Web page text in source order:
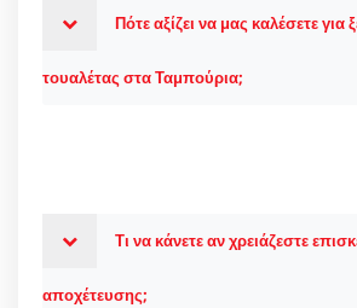
Πότε αξίζει να μας καλέσετε
τουαλέτας στα Ταμπούρια;
Τι να κάνετε αν χρειάζεστε
αποχέτευσης;